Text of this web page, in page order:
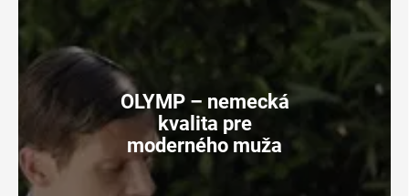
OLYMP – nemecká
kvalita pre
moderného muža